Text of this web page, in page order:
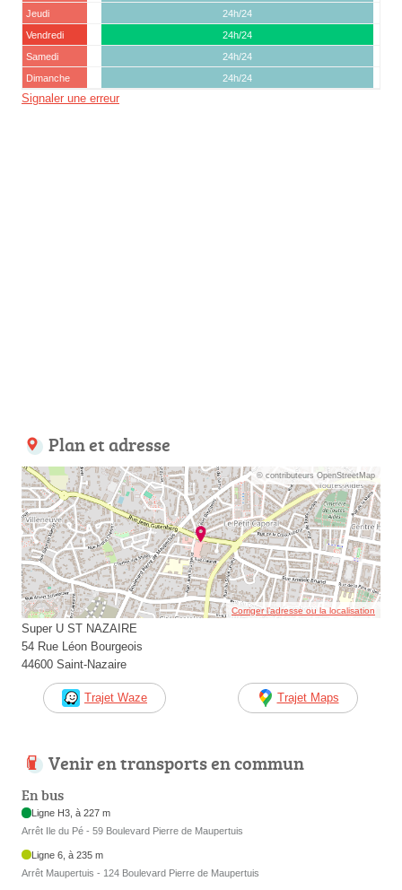
Jeudi
24h/24
Vendredi
24h/24
Samedi
24h/24
Dimanche
24h/24
Signaler une erreur
Plan et adresse
© contributeurs OpenStreetMap
Corriger l’adresse ou la localisation
Super U ST NAZAIRE
54 Rue Léon Bourgeois
44600 Saint-Nazaire
Trajet Waze Trajet Maps
Venir en transports en commun
En bus
Ligne H3, à 227 m
Arrêt Ile du Pé - 59 Boulevard Pierre de Maupertuis
Ligne 6, à 235 m
Arrêt Maupertuis - 124 Boulevard Pierre de Maupertuis